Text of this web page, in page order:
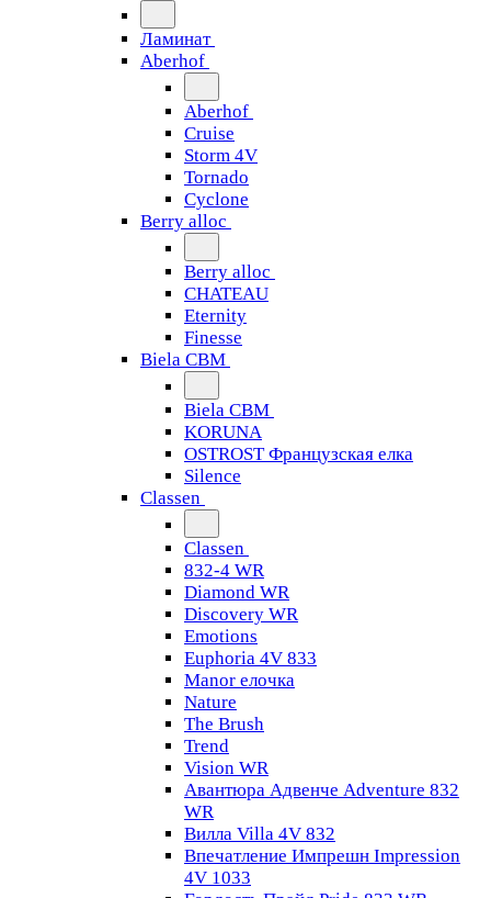
Ламинат
Aberhof
Aberhof
Cruise
Storm 4V
Tornado
Сyclone
Berry alloc
Berry alloc
CHATEAU
Eternity
Finesse
Biela CBM
Biela CBM
KORUNA
OSTROST Французская елка
Silence
Classen
Classen
832-4 WR
Diamond WR
Discovery WR
Emotions
Euphoria 4V 833
Manor елочка
Nature
The Brush
Trend
Vision WR
Авантюра Адвенче Adventure 832
WR
Вилла Villa 4V 832
Впечатление Импрешн Impression
4V 1033